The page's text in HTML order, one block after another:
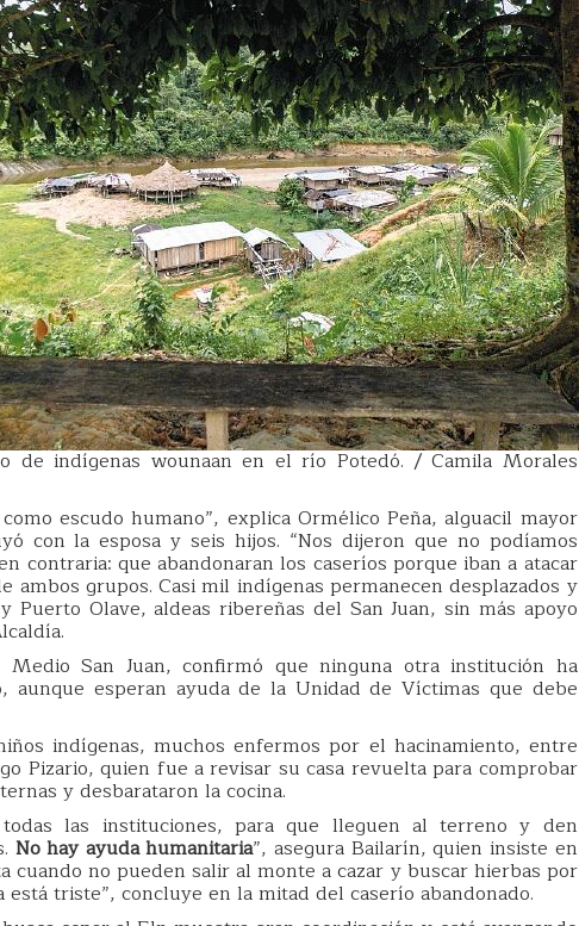
de indígenas wounaan en el río Potedó. / Camila Morales
escudo humano”, explica Ormélico Peña, alguacil mayor
con la esposa y seis hijos. “Nos dijeron que no podíamos
contraria: que abandonaran los caseríos porque iban a atacar
ambos grupos. Casi mil indígenas permanecen desplazados y
Puerto Olave, aldeas ribereñas del San Juan, sin más apoyo
San Juan, confirmó que ninguna otra institución ha
aunque esperan ayuda de la Unidad de Víctimas que debe
indígenas, muchos enfermos por el hacinamiento, entre
Pizario, quien fue a revisar su casa revuelta para comprobar
y desbarataron la cocina.
todas las instituciones, para que lleguen al terreno y den
No hay ayuda humanitaria”, asegura Bailarín, quien insiste en
cuando no pueden salir al monte a cazar y buscar hierbas por
triste”, concluye en la mitad del caserío abandonado.